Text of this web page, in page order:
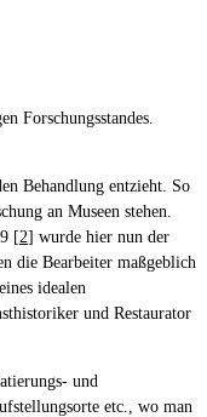
Forschungsstandes.
Behandlung entzieht. So
an Museen stehen.
[2] wurde hier nun der
die Bearbeiter maßgeblich
idealen
und Restaurator
und
etc., wo man